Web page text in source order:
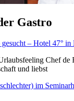
Gastro
– Hotel 47° in
Chef de
und liebst
im